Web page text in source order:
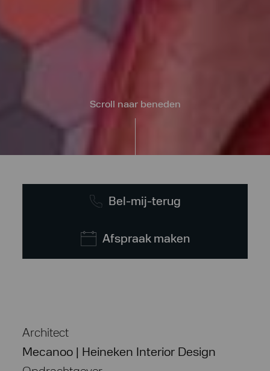
Scroll naar beneden
Bel-mij-terug
Afspraak maken
Architect
Mecanoo | Heineken Interior Design